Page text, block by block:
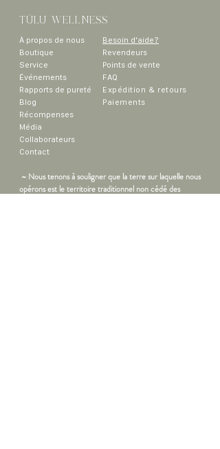
TÜLU WELLNESS
À propos de nous
Boutique
Service
Événements
Rapports de pureté
Blog
Récompenses
Média
Collaborateurs
Contact
Besoin d'aide?
Revendeurs
Points de vente
FAQ
Expédition & retours
Paiements
~ Nous tenons à souligner que la terre sur laquelle nous
opérons est le territoire traditionnel non cédé des